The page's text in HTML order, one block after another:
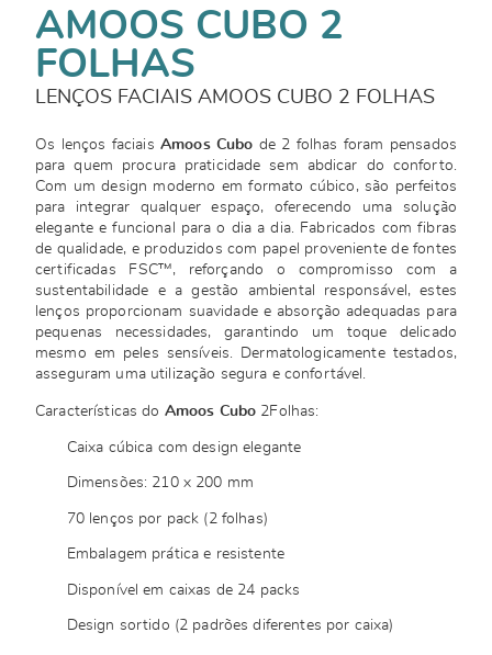
AMOOS CUBO 2
FOLHAS
LENÇOS FACIAIS AMOOS CUBO 2 FOLHAS
Os lenços faciais Amoos Cubo de 2 folhas foram pensados
para quem procura praticidade sem abdicar do conforto.
Com um design moderno em formato cúbico, são perfeitos
para integrar qualquer espaço, oferecendo uma solução
elegante e funcional para o dia a dia. Fabricados com fibras
de qualidade, e produzidos com papel proveniente de fontes
certificadas FSC™, reforçando o compromisso com a
sustentabilidade e a gestão ambiental responsável, estes
lenços proporcionam suavidade e absorção adequadas para
pequenas necessidades, garantindo um toque delicado
mesmo em peles sensíveis. Dermatologicamente testados,
asseguram uma utilização segura e confortável.
Características do Amoos Cubo 2Folhas:
Caixa cúbica com design elegante
Dimensões: 210 x 200 mm
70 lenços por pack (2 folhas)
Embalagem prática e resistente
Disponível em caixas de 24 packs
Design sortido (2 padrões diferentes por caixa)